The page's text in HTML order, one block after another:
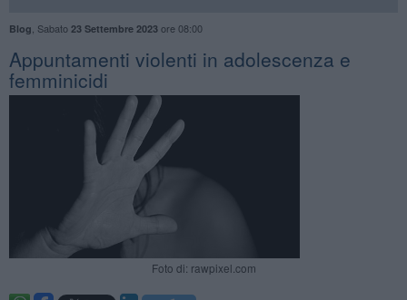
Blog Sabato 23 Settembre 2023ore 08:00
​Appuntamenti violenti in adolescenza e
femminicidi
Foto di: rawpixel.com